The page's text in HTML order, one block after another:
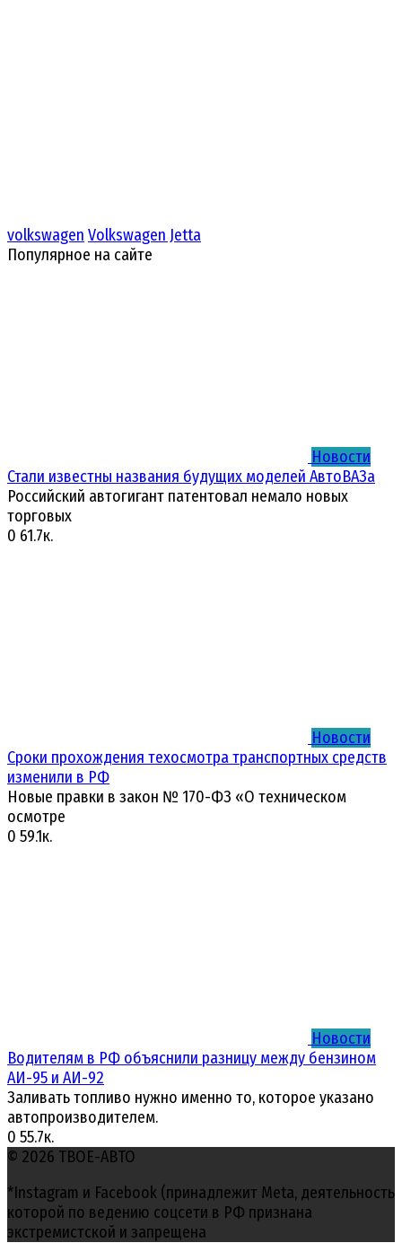
volkswagen Volkswagen Jetta
Популярное на сайте
Новости
Стали известны названия будущих моделей АвтоВАЗа
Российский автогигант патентовал немало новых
торговых
0 61.7к.
Новости
Сроки прохождения техосмотра транспортных средств
изменили в РФ
Новые правки в закон № 170-ФЗ «О техническом
осмотре
0 59.1к.
Новости
Водителям в РФ объяснили разницу между бензином
АИ-95 и АИ-92
Заливать топливо нужно именно то, которое указано
автопроизводителем.
0 55.7к.
© 2026 ТВОЕ-АВТО
*Instagram и Facebook (принадлежит Meta, деятельность
которой по ведению соцсети в РФ признана
экстремистской и запрещена